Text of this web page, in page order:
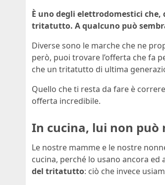
È uno degli elettrodomestici
tritatutto. A qualcuno può
Diverse sono le marche che ne
però, puoi trovare l’offerta che fa
che un tritatutto di ultima
Quello che ti resta da fare è
offerta incredibile.
In cucina, lui non può
Le nostre mamme e le nostre
cucina, perché lo usano ancora
del tritatutto: ciò che invece